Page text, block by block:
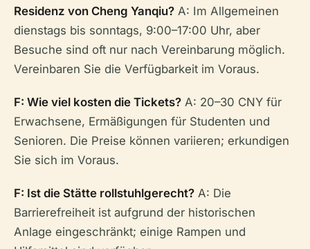
Residenz von Cheng Yanqiu? A: Im Allgemeinen
dienstags bis sonntags, 9:00–17:00 Uhr, aber
Besuche sind oft nur nach Vereinbarung möglich.
Vereinbaren Sie die Verfügbarkeit im Voraus.
F: Wie viel kosten die Tickets? A: 20–30 CNY für
Erwachsene, Ermäßigungen für Studenten und
Senioren. Die Preise können variieren; erkundigen
Sie sich im Voraus.
F: Ist die Stätte rollstuhlgerecht? A: Die
Barrierefreiheit ist aufgrund der historischen
Anlage eingeschränkt; einige Rampen und